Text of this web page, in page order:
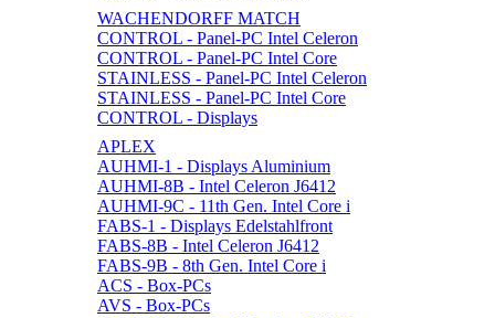
WACHENDORFF MATCH
CONTROL - Panel-PC Intel Celeron
CONTROL - Panel-PC Intel Core
STAINLESS - Panel-PC Intel Celeron
STAINLESS - Panel-PC Intel Core
CONTROL - Displays
APLEX
AUHMI-1 - Displays Aluminium
AUHMI-8B - Intel Celeron J6412
AUHMI-9C - 11th Gen. Intel Core i
FABS-1 - Displays Edelstahlfront
FABS-8B - Intel Celeron J6412
FABS-9B - 8th Gen. Intel Core i
ACS - Box-PCs
AVS - Box-PCs